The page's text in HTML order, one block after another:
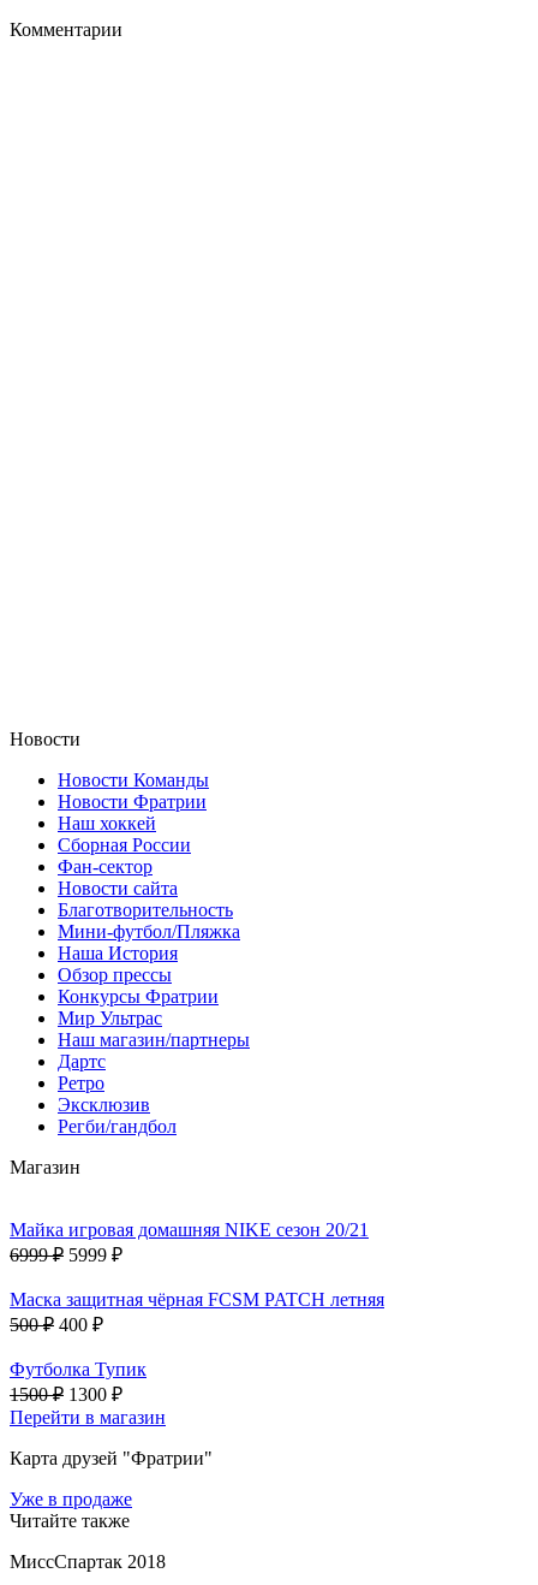
Комментарии
Новости
Новости Команды
Новости Фратрии
Наш хоккей
Сборная России
Фан-cектор
Новости сайта
Благотворительность
Мини-футбол/Пляжка
Наша История
Обзор прессы
Конкурсы Фратрии
Мир Ультрас
Наш магазин/партнеры
Дартс
Ретро
Эксклюзив
Регби/гандбол
Магазин
Майка игровая домашняя NIKE сезон 20/21
6999 ₽ 5999 ₽
Маска защитная чёрная FCSM PATCH летняя
500 ₽ 400 ₽
Футболка Тупик
1500 ₽ 1300 ₽
Перейти в магазин
Карта друзей "Фратрии"
Уже в продаже
Читайте также
МиссСпартак 2018